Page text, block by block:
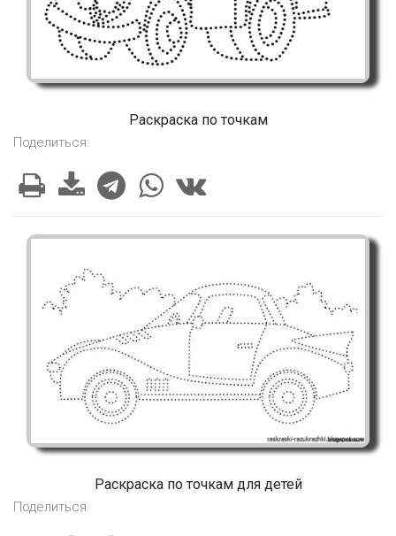
Раскраска по точкам
Поделиться:
Раскраска по точкам для детей
Поделиться: